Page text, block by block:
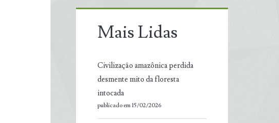
Mais Lidas
Civilização amazônica perdida
desmente mito da floresta
intocada
publicado em 15/02/2026